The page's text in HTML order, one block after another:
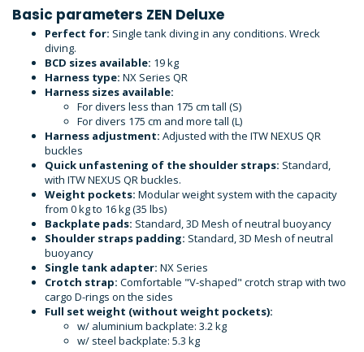
Basic parameters ZEN Deluxe
Perfect for: Single tank diving in any conditions. Wreck
diving.
BCD sizes available: 19 kg
Harness type: NX Series QR
Harness sizes available:
For divers less than 175 cm tall (S)
For divers 175 cm and more tall (L)
Harness adjustment: Adjusted with the ITW NEXUS QR
buckles
Quick unfastening of the shoulder straps: Standard,
with ITW NEXUS QR buckles.
Weight pockets: Modular weight system with the capacity
from 0 kg to 16 kg (35 lbs)
Backplate pads: Standard, 3D Mesh of neutral buoyancy
Shoulder straps padding: Standard, 3D Mesh of neutral
buoyancy
Single tank adapter: NX Series
Crotch strap: Comfortable "V-shaped" crotch strap with two
cargo D-rings on the sides
Full set weight (without weight pockets):
w/ aluminium backplate: 3.2 kg
w/ steel backplate: 5.3 kg